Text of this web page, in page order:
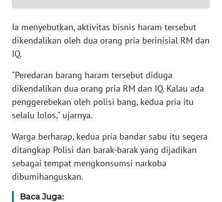
Ia menyebutkan, aktivitas bisnis haram tersebut
dikendalikan oleh dua orang pria berinisial RM dan
IQ.
"Peredaran barang haram tersebut diduga
dikendalikan dua orang pria RM dan IQ. Kalau ada
penggerebekan oleh polisi bang, kedua pria itu
selalu lolos," ujarnya.
Warga berharap, kedua pria bandar sabu itu segera
ditangkap Polisi dan barak-barak yang dijadikan
sebagai tempat mengkonsumsi narkoba
dibumihanguskan.
Baca Juga:
SERAMBI
JAMBI
SULTRA
WN
NTB
WN
SULTENG